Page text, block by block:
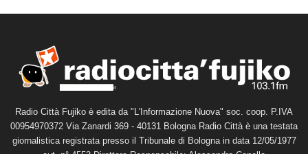
Radio Città Fujiko è edita da "L'Informazione Nuova" soc. coop. P.IVA
00954970372 Via Zanardi 369 - 40131 Bologna Radio Città è una testata
giornalistica registrata presso il Tribunale di Bologna in data 12/05/1977